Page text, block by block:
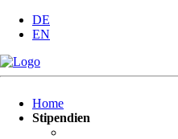
DE
EN
überspringen
Home
Stipendien